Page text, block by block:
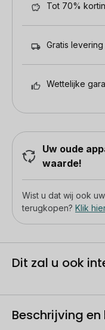
Tot 70%
Gratis
Wettelijke
Uw oude
waarde!
Wist u dat wij ook
terugkopen? Klik
Dit zal u ook
Beschrijving en